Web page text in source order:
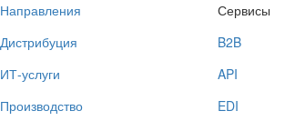
Направления
Дистрибуция
ИТ-услуги
Производство
Сервисы
B2B
API
EDI